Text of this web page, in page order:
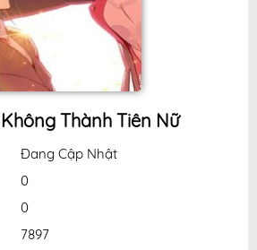
Thành Tiên Nữ
Đang Cập Nhật
0
0
7897